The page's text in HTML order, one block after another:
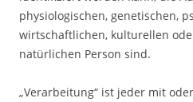
physiologischen, genetischen,
wirtschaftlichen, kulturellen
natürlichen Person sind.
„Verarbeitung“ ist jeder mit